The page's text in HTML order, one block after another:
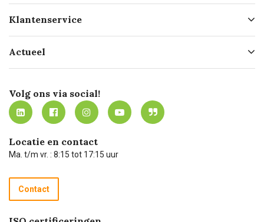
Geschiedenis
Missie
Certificering
Werken bij Carel Lurvink
MVO
Klantenservice
Bezorgen
Mijn Carel Lurvink
Mijn Carel Lurvink instructievideo's
Carel Lurvink App
Hulp op afstand
Technische dienst
Recycle programma
Betalen
Actueel
Innovation LAB
Tevreden klanten
Carel Lurvink Blog
Carel de podcast
Volg ons via social!
Locatie en contact
Ma. t/m vr. : 8:15 tot 17:15 uur
Contact